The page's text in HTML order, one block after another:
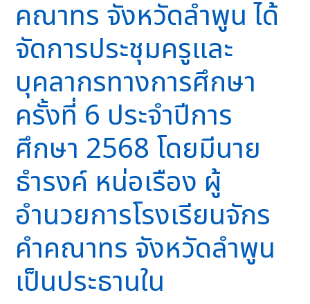
คณาทร จังหวัดลำพูน ได้
จัดการประชุมครูและ
บุคลากรทางการศึกษา
ครั้งที่ 6 ประจำปีการ
ศึกษา 2568 โดยมีนาย
ธำรงค์ หน่อเรือง ผู้
อำนวยการโรงเรียนจักร
คำคณาทร จังหวัดลำพูน
เป็นประธานใน